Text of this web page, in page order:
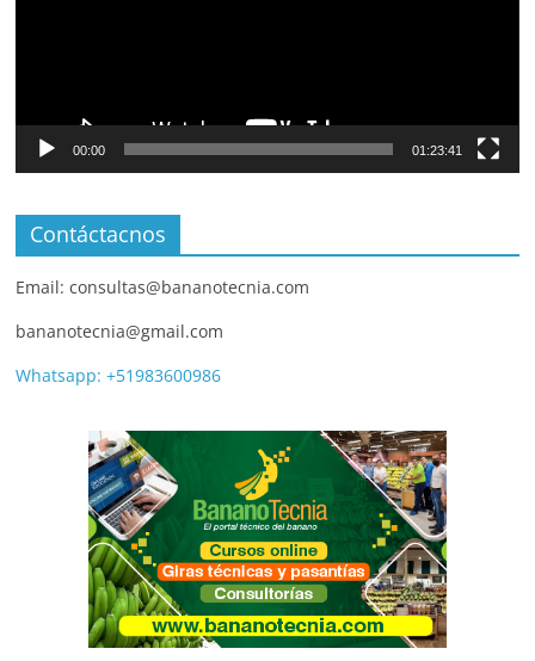
00:00 01:23:41
Contáctacnos
Email: consultas@bananotecnia.com
bananotecnia@gmail.com
Whatsapp: +51983600986